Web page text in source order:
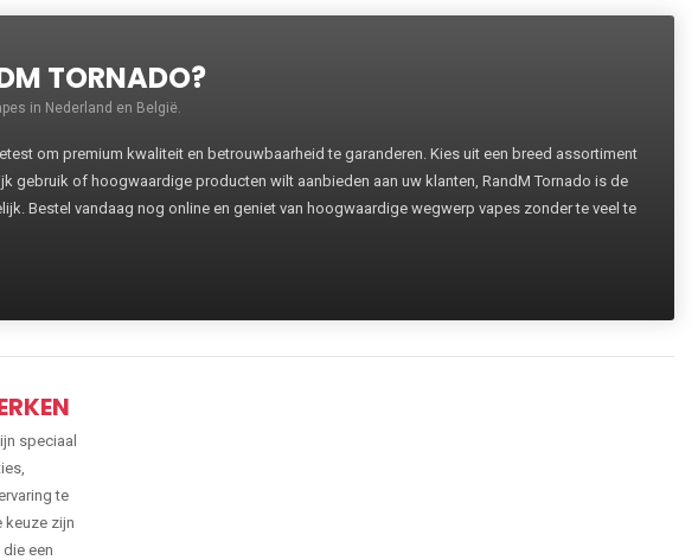
TORNADO?
in Nederland en België.
om premium kwaliteit en betrouwbaarheid te garanderen. Kies uit een breed assortiment
gebruik of hoogwaardige producten wilt aanbieden aan uw klanten, RandM Tornado is de
Bestel vandaag nog online en geniet van hoogwaardige wegwerp vapes zonder te veel te
speciaal
te
keuze zijn
een